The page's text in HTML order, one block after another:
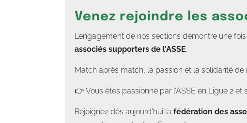
Venez rejoindre les
L’engagement de nos sections démontre une
associés supporters de l’ASSE.
Match après match, la passion et la solidarité
👉 Vous êtes passionné par l’ASSE en Ligue 2
Rejoignez dès aujourd’hui la fédération des